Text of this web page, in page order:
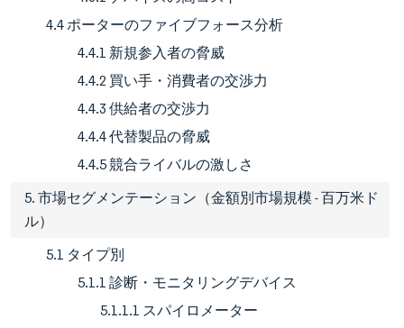
4.4 ポーターのファイブフォース分析
4.4.1 新規参入者の脅威
4.4.2 買い手・消費者の交渉力
4.4.3 供給者の交渉力
4.4.4 代替製品の脅威
4.4.5 競合ライバルの激しさ
5. 市場セグメンテーション（金額別市場規模 - 百万米ド
ル）
5.1 タイプ別
5.1.1 診断・モニタリングデバイス
5.1.1.1 スパイロメーター